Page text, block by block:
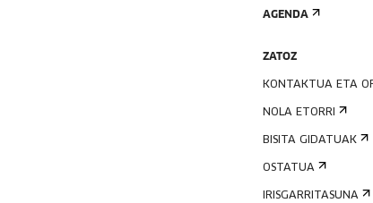
AGENDA
ZATOZ
KONTAKTUA ETA
NOLA ETORRI
BISITA GIDATUAK
OSTATUA
IRISGARRITASUNA